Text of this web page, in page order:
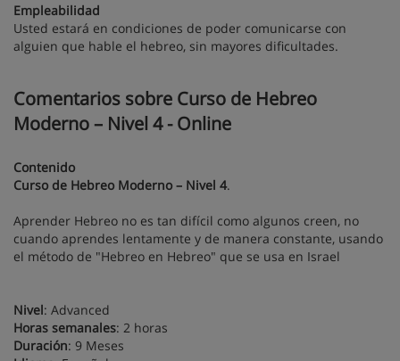
Empleabilidad
Usted estará en condiciones de poder comunicarse con
alguien que hable el hebreo, sin mayores dificultades.
Comentarios sobre Curso de Hebreo
Moderno – Nivel 4 - Online
Contenido
Curso de Hebreo Moderno – Nivel 4.
Aprender Hebreo no es tan difícil como algunos creen, no
cuando aprendes lentamente y de manera constante, usando
el método de "Hebreo en Hebreo" que se usa en Israel
Nivel: Advanced
Horas semanales: 2 horas
Duración: 9 Meses